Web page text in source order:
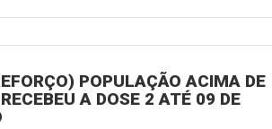
POPULAÇÃO ACIMA DE
A DOSE 2 ATÉ 09 DE